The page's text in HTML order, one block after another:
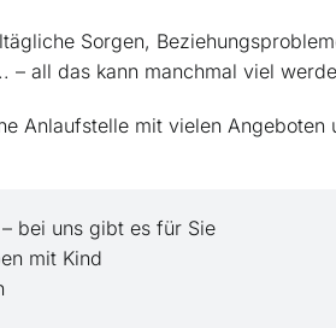
Sorgen,
– all das kann manchmal viel
Anlaufstelle mit vielen Angeboten
bei uns gibt es für Sie
mit Kind